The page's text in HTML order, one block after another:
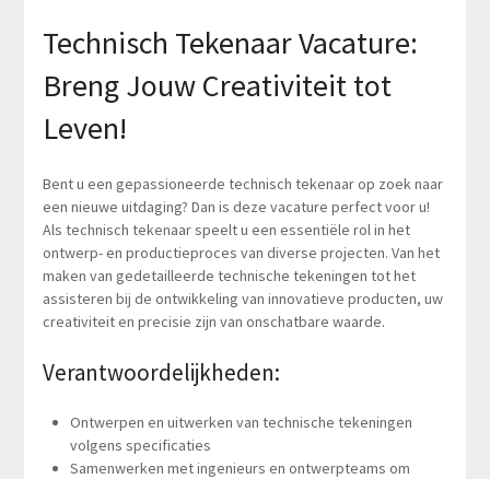
Technisch Tekenaar Vacature:
Breng Jouw Creativiteit tot
Leven!
Bent u een gepassioneerde technisch tekenaar op zoek naar
een nieuwe uitdaging? Dan is deze vacature perfect voor u!
Als technisch tekenaar speelt u een essentiële rol in het
ontwerp- en productieproces van diverse projecten. Van het
maken van gedetailleerde technische tekeningen tot het
assisteren bij de ontwikkeling van innovatieve producten, uw
creativiteit en precisie zijn van onschatbare waarde.
Verantwoordelijkheden:
Ontwerpen en uitwerken van technische tekeningen
volgens specificaties
Samenwerken met ingenieurs en ontwerpteams om